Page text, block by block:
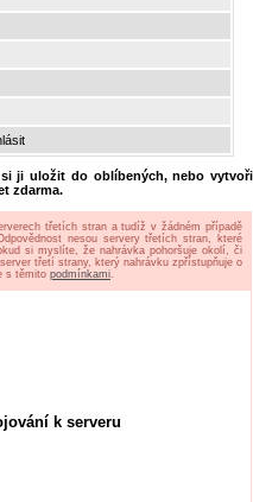
ji uložit do oblíbených, nebo
zdarma.
třetích stran a tudíž v žádném případě
nesou servery třetích stran, které
si myslíte, že nahrávka pohoršuje okolí, či
třetí strany, který nahrávku zpřístupňuje o
s těmito podmínkami.
k serveru